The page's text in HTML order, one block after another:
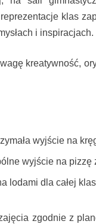
klas
i inspiracjach.
kreatywność,
wyjście na
wyjście na pizzę
lodami dla całej
zgodnie z